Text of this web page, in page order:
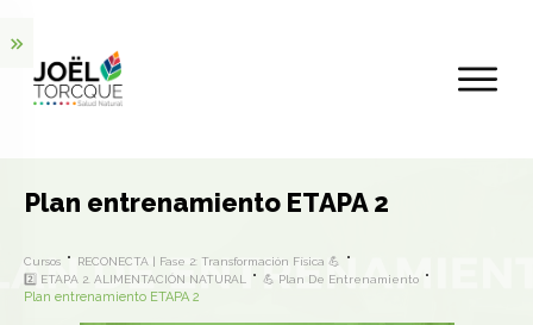
Plan entrenamiento ETAPA 2
Cursos
RECONECTA | Fase 2: Transformación Física 💪
2️⃣ ETAPA 2. ALIMENTACIÓN NATURAL
💪 Plan De Entrenamiento
Plan entrenamiento ETAPA 2